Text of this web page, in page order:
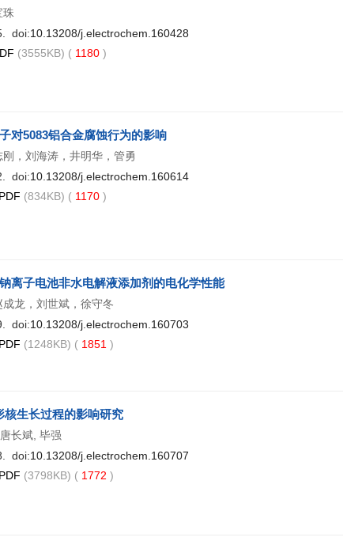
珠
doi:10.13208/j.electrochem.160428
(3555KB) ( 1180 )
对5083铝合金腐蚀行为的影响
，刘海涛，井明华，管勇
doi:10.13208/j.electrochem.160614
(834KB) ( 1170 )
离子电池非水电解液添加剂的电化学性能
龙，刘世斌，徐守冬
doi:10.13208/j.electrochem.160703
(1248KB) ( 1851 )
核生长过程的影响研究
长斌, 毕强
doi:10.13208/j.electrochem.160707
(3798KB) ( 1772 )